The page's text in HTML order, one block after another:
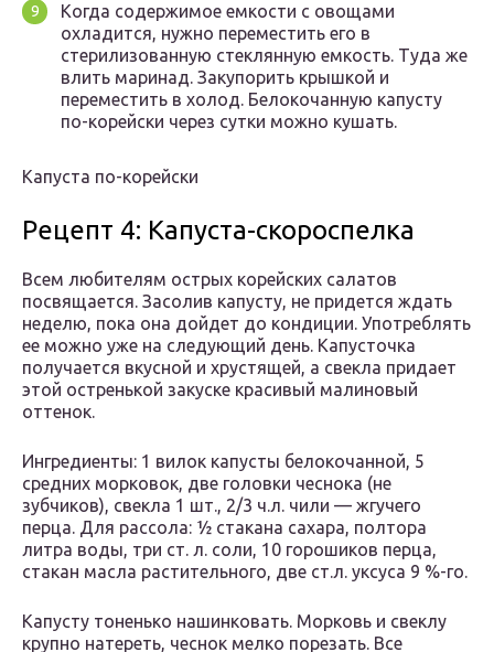
Когда содержимое емкости с овощами
охладится, нужно переместить его в
стерилизованную стеклянную емкость. Туда же
влить маринад. Закупорить крышкой и
переместить в холод. Белокочанную капусту
по-корейски через сутки можно кушать.
Капуста по-корейски
Рецепт 4: Капуста-скороспелка
Всем любителям острых корейских салатов
посвящается. Засолив капусту, не придется ждать
неделю, пока она дойдет до кондиции. Употреблять
ее можно уже на следующий день. Капусточка
получается вкусной и хрустящей, а свекла придает
этой остренькой закуске красивый малиновый
оттенок.
Ингредиенты: 1 вилок капусты белокочанной, 5
средних морковок, две головки чеснока (не
зубчиков), свекла 1 шт., 2/3 ч.л. чили — жгучего
перца. Для рассола: ½ стакана сахара, полтора
литра воды, три ст. л. соли, 10 горошиков перца,
стакан масла растительного, две ст.л. уксуса 9 %-го.
Капусту тоненько нашинковать. Морковь и свеклу
крупно натереть, чеснок мелко порезать. Все